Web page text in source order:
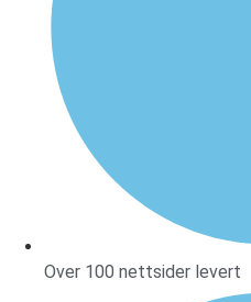
Over 100 nettsider levert